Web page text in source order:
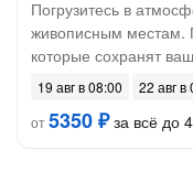
Погрузитесь в
живописным местам.
которые сохранят
19 авг в 08:00
22 авг в
от5350 ₽за всё до